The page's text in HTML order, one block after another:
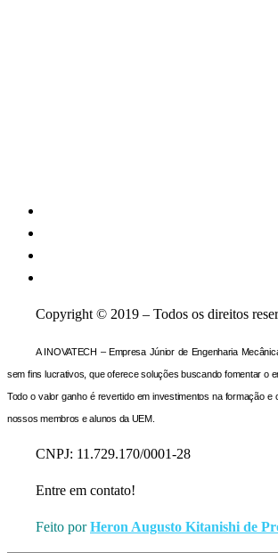
Copyright © 2019 – Todos os direitos
A INOVATECH – Empresa Júnior de Engenharia
sem fins lucrativos, que oferece soluções buscando fomentar o
Todo o valor ganho é revertido em investimentos na formação e
nossos membros e alunos da UEM.
CNPJ: 11.729.170/0001-28
Entre em contato!
Feito porHeron Augusto Kitanishi de